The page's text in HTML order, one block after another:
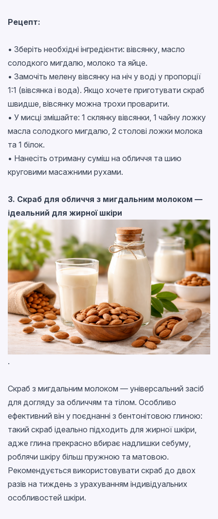
Рецепт:
• Зберіть необхідні інгредієнти: вівсянку, масло
солодкого мигдалю, молоко та яйце.
• Замочіть мелену вівсянку на ніч у воді у пропорції
1:1 (вівсянка і вода). Якщо хочете приготувати скраб
швидше, вівсянку можна трохи проварити.
• У мисці змішайте: 1 склянку вівсянки, 1 чайну ложку
масла солодкого мигдалю, 2 столові ложки молока
та 1 білок.
• Нанесіть отриману суміш на обличчя та шию
круговими масажними рухами.
3. Скраб для обличчя з мигдальним молоком —
ідеальний для жирної шкіри
.
Скраб з мигдальним молоком — універсальний засіб
для догляду за обличчям та тілом. Особливо
ефективний він у поєднанні з бентонітовою глиною:
такий скраб ідеально підходить для жирної шкіри,
адже глина прекрасно вбирає надлишки себуму,
роблячи шкіру більш пружною та матовою.
Рекомендується використовувати скраб до двох
разів на тиждень з урахуванням індивідуальних
особливостей шкіри.